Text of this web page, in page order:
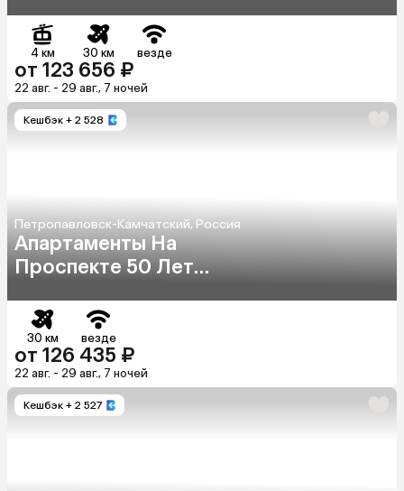
4 км 30 км везде
от 123 656 ₽
22 авг. - 29 авг., 7 ночей
Кешбэк + 2 528
Петропавловск-Камчатский, Россия
Апартаменты На
Проспекте 50 Лет
30 км везде
от 126 435 ₽
22 авг. - 29 авг., 7 ночей
Кешбэк + 2 527